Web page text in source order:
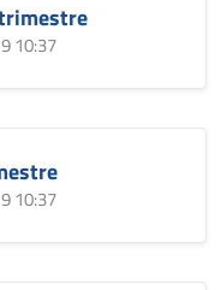
10:37
10:37